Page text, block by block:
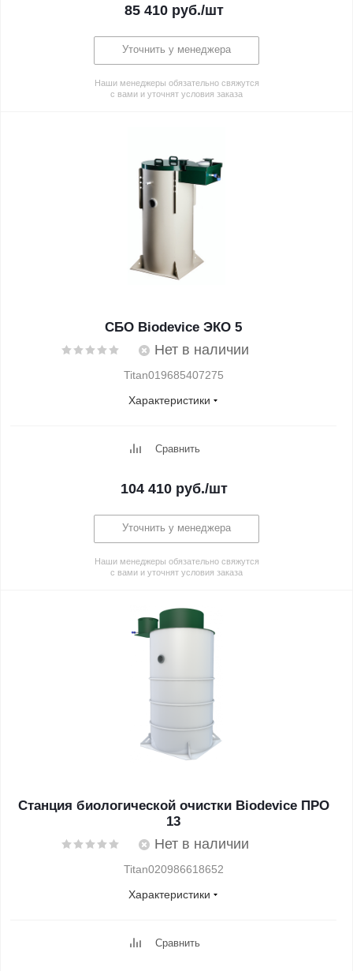
85 410руб./шт
Уточнить у менеджера
Наши менеджеры обязательно свяжутся
с вами и уточнят условия заказа
СБО Biodevice ЭКО 5
Нет в наличии
Titan019685407275
Характеристики
Сравнить
104 410руб./шт
Уточнить у менеджера
Наши менеджеры обязательно свяжутся
с вами и уточнят условия заказа
Станция биологической очистки Biodevice ПРО
13
Нет в наличии
Titan020986618652
Характеристики
Сравнить